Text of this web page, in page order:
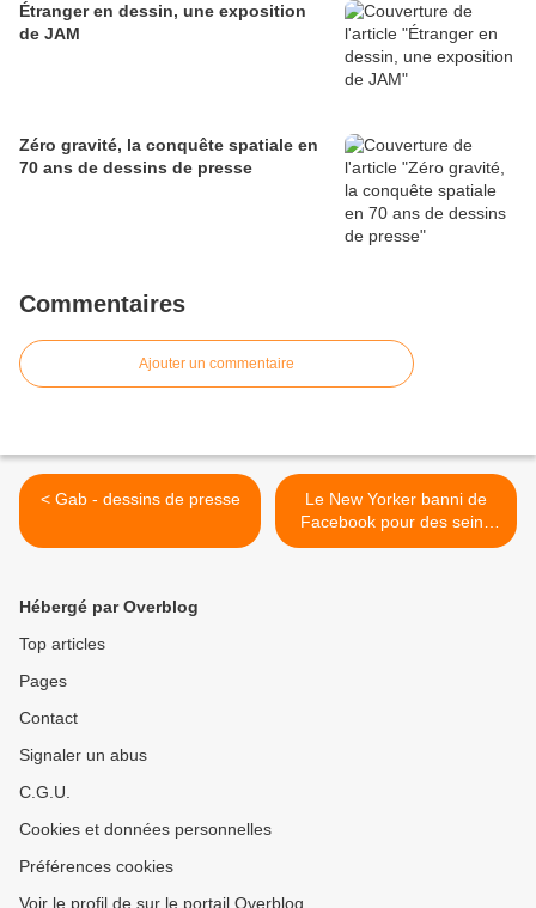
Étranger en dessin, une exposition
de JAM
Zéro gravité, la conquête spatiale en
70 ans de dessins de presse
Commentaires
Ajouter un commentaire
< Gab - dessins de presse
Le New Yorker banni de
Facebook pour des seins
nus dans un dessin >
Hébergé par Overblog
Top articles
Pages
Contact
Signaler un abus
C.G.U.
Cookies et données personnelles
Préférences cookies
Voir le profil de sur le portail Overblog